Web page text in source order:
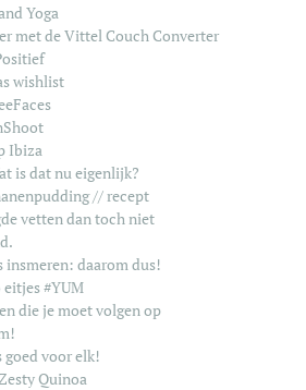
Yoga
met de Vittel Couch Converter
wishlist
Ibiza
is dat nu eigenlijk?
// recept
vetten dan toch niet
insmeren: daarom dus!
eitjes #YUM
die je moet volgen op
goed voor elk!
Quinoa